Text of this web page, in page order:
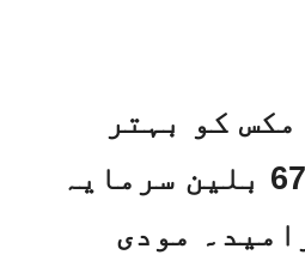
کو بہتر
بنانےکیلئے 67 بلین سرمایہ
مودی